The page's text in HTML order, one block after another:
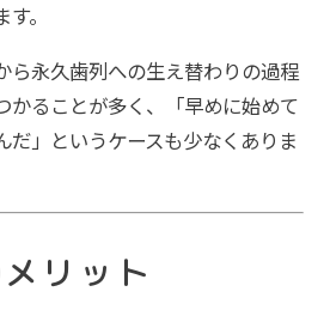
。
ら永久歯列への生え替わりの過程
かることが多く、「早めに始めて
だ」というケースも少なくありま
リット